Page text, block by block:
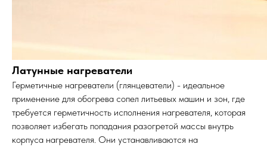
Латунные нагреватели
Герметичные нагреватели (глянцеватели) - идеальное
применение для обогрева сопел литьевых машин и зон, где
требуется герметичность исполнения нагревателя, которая
позволяет избегать попадания разогретой массы внутрь
корпуса нагревателя. Они устанавливаются на